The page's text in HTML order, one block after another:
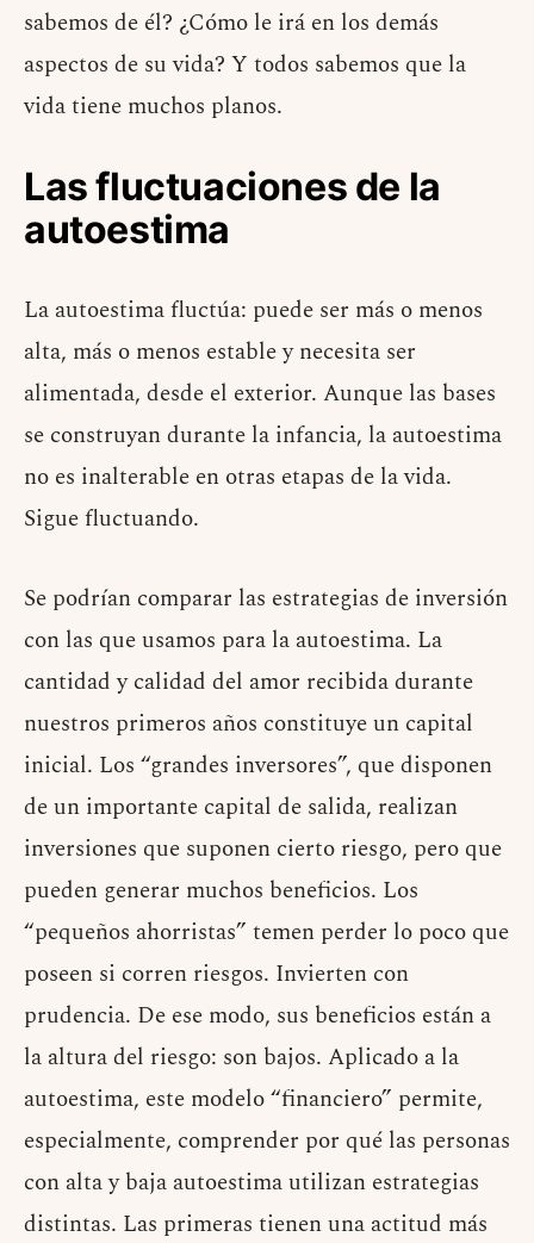
sabemos de él? ¿Cómo le irá en los demás
aspectos de su vida? Y todos sabemos que la
vida tiene muchos planos.
Las fluctuaciones de la
autoestima
La autoestima fluctúa: puede ser más o menos
alta, más o menos estable y necesita ser
alimentada, desde el exterior. Aunque las bases
se construyan durante la infancia, la autoestima
no es inalterable en otras etapas de la vida.
Sigue fluctuando.
Se podrían comparar las estrategias de inversión
con las que usamos para la autoestima. La
cantidad y calidad del amor recibida durante
nuestros primeros años constituye un capital
inicial. Los “grandes inversores”, que disponen
de un importante capital de salida, realizan
inversiones que suponen cierto riesgo, pero que
pueden generar muchos beneficios. Los
“pequeños ahorristas” temen perder lo poco que
poseen si corren riesgos. Invierten con
prudencia. De ese modo, sus beneficios están a
la altura del riesgo: son bajos. Aplicado a la
autoestima, este modelo “financiero” permite,
especialmente, comprender por qué las personas
con alta y baja autoestima utilizan estrategias
distintas. Las primeras tienen una actitud más